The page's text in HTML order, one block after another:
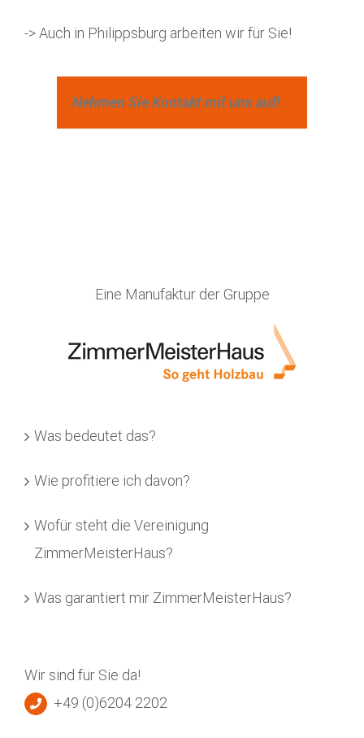
-> Auch in Philippsburg arbeiten wir für Sie!
Nehmen Sie Kontakt mit uns auf!
Eine Manufaktur der Gruppe
Was bedeutet das?
Wie profitiere ich davon?
Wofür steht die Vereinigung
ZimmerMeisterHaus?
Was garantiert mir ZimmerMeisterHaus?
Wir sind für Sie da!
+49 (0)6204 2202